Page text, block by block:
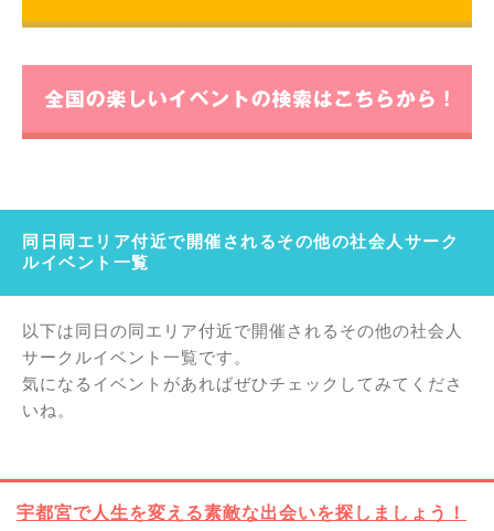
同日同エリア付近で開催されるその他の社会人サーク
ルイベント一覧
以下は同日の同エリア付近で開催されるその他の社会人
サークルイベント一覧です。
気になるイベントがあればぜひチェックしてみてくださ
いね。
宇都宮で人生を変える素敵な出会いを探しましょう！